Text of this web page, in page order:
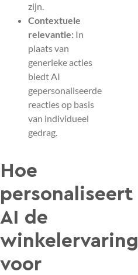
zijn.
Contextuele
relevantie: In
plaats van
generieke acties
biedt AI
gepersonaliseerde
reacties op basis
van individueel
gedrag.
Hoe
personaliseert
AI de
winkelervaring
voor